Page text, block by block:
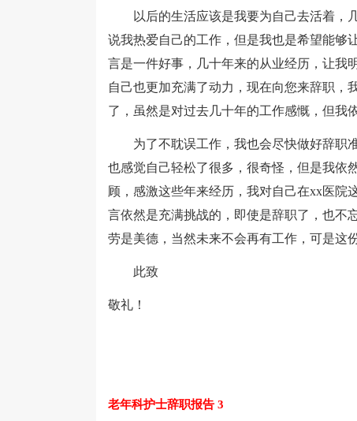
以后的生活应该是我要为自己去活着，几
说我热爱自己的工作，但是我也是希望能够
言是一件好事，几十年来的从业经历，让我
自己也更加充满了动力，现在向您来辞职，
了，虽然是对过去几十年的工作感慨，但我
为了不耽误工作，我也会尽快做好辞职
也感觉自己轻松了很多，很奇怪，但是我依
顾，感激这些年来经历，我对自己在xx医院
言依然是充满挑战的，即使是辞职了，也不
劳是美德，当然未来不会再有工作，可是这
此致
敬礼！
老年科护士辞职报告 3